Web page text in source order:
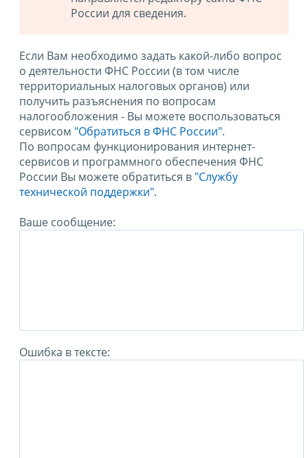
России для сведения.
Если Вам необходимо задать какой-либо вопрос
о деятельности ФНС России (в том числе
территориальных налоговых органов) или
получить разъяснения по вопросам
налогообложения - Вы можете воспользоваться
сервисом "Обратиться в ФНС России".
По вопросам функционирования интернет-
сервисов и программного обеспечения ФНС
России Вы можете обратиться в "Службу
технической поддержки".
Ваше сообщение:
Ошибка в тексте: